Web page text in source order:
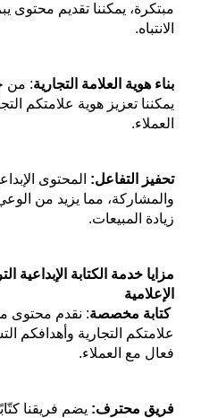
مبتكرة، يمكننا تقديم محتوى
الانتباه.
بناء هوية العلامة التجارية: من
يمكننا تعزيز هوية علامتكم
العملاء.
تحفيز التفاعل: المحتوى
والمشاركة، مما يزيد من الوعي
زيادة المبيعات.
مزايا خدمة الكتابة الإبداعية
الإعلامية
كتابة مخصصة: نقدم محتوى
علامتكم التجارية وأهدافكم
فعال مع العملاء.
فريق محترف: يضم فريقنا